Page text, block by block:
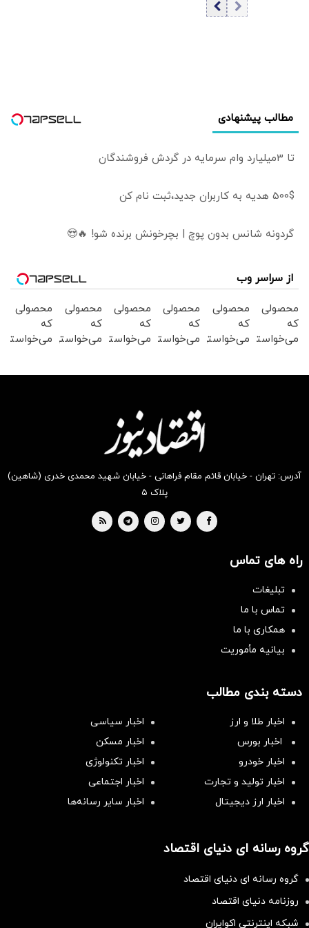
اهداف آمریکا
هرمز | ای‌بی‌سی: ۶۰
مطالب پیشنهادی
تا 3میلیارد وام سرمایه در گردش فروشندگان
500$ هدیه به کاربران جدید،ثبت نام کن
گردونه شانس بدون پوچ | بچرخونش برنده شو! 🔥😍
از سراسر وب
محصولی
که
می‌خواستی
محصولی
که
می‌خواستی
محصولی
که
می‌خواستی
بخر !
محصولی
که
می‌خواستی
بخر !
محصولی
که
می‌خواستی
محصولی
که
می‌خواستی
آدرس: تهران - خیابان قائم مقام فراهانی - خیابان شهید محمدی خدری (شاهین)
پلاک ۵
راه های تماس
تبلیغات
تماس با ما
همکاری با ما
بیانیه مأموریت
دسته بندی مطالب
اخبار طلا و ارز
اخبار سیاسی
اخبار بورس
اخبار مسکن
اخبار خودرو
اخبار تکنولوژی
اخبار تولید و تجارت
اخبار اجتماعی
اخبار ارز دیجیتال
اخبار سایر رسانه‌‌ها
گروه رسانه ای دنیای اقتصاد
گروه رسانه ای دنیای اقتصاد
روزنامه دنیای اقتصاد
شبکه اینترنتی اکوایران